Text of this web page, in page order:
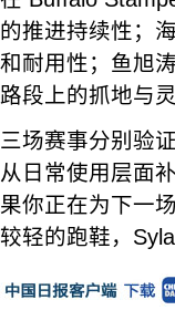
的推进持续性；
和耐用性；鱼旭
路段上的抓地与
三场赛事分别验
从日常使用层面
果你正在为下一
较轻的跑鞋，